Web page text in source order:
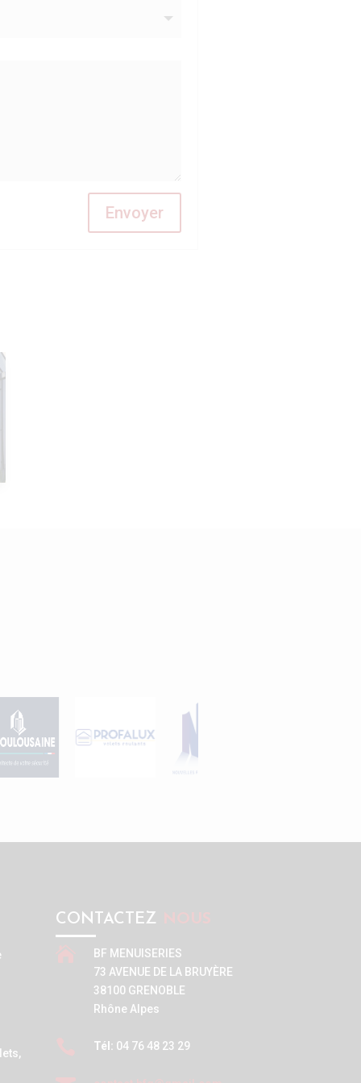
Envoyer
CONTACTEZ NOUS

BF MENUISERIES
73 AVENUE DE LA BRUYÈRE
38100 GRENOBLE
Rhône Alpes
 Tél: 04 76 48 23 29